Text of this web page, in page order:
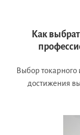
Как
Выбор токарного
достижения